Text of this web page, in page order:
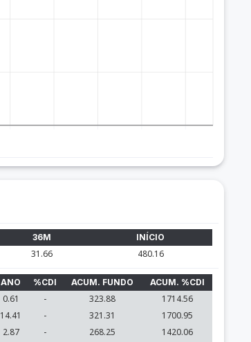
36M INÍCIO
31.66 480.16
ANO %CDI ACUM. FUNDO
ACUM. %CDI
0.61 - 323.88 1714.56
14.41 - 321.31 1700.95
2.87 - 268.25 1420.06